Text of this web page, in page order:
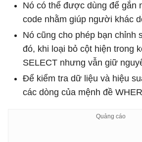
Nó có thể được dùng để gắn
code nhằm giúp người khác
Nó cũng cho phép bạn chỉnh
đó, khi loại bỏ cột hiện trong
SELECT nhưng vẫn giữ
Để kiểm tra dữ liệu và hiệu
các dòng của mệnh đề